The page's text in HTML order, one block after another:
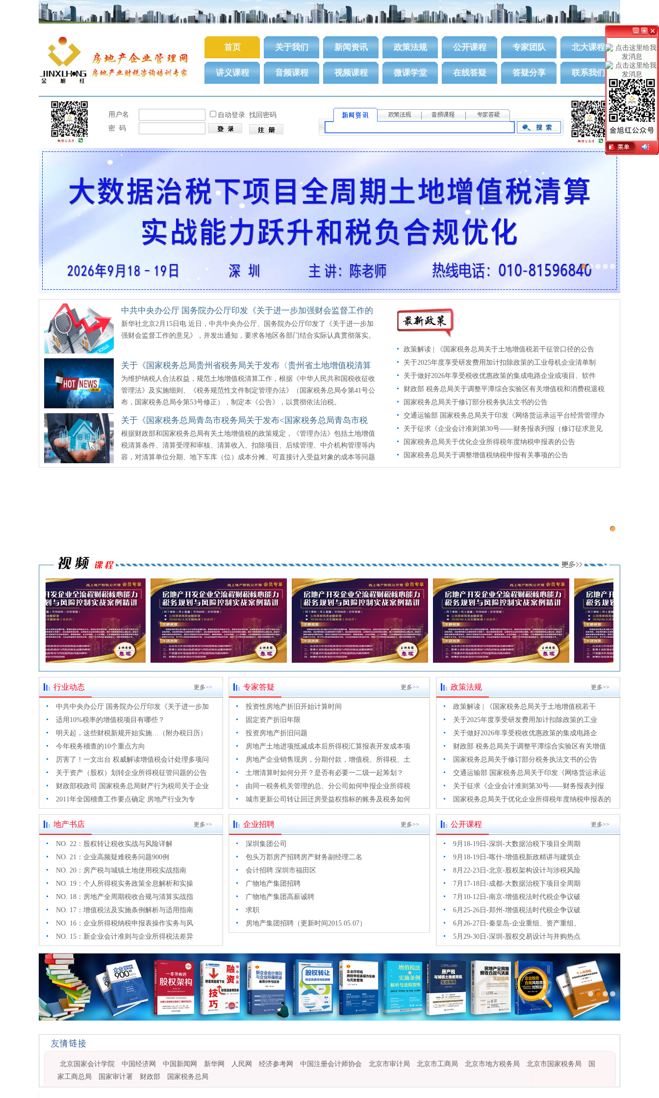
首页 关于我们 新闻资讯 政策法规 公开课程 专家团队 北大课程
讲义课程 音频课程 视频课程 微课学堂 在线答疑 答疑分享 联系我们
用户名 自动登录 找回密码
密 码
中共中央办公厅 国务院办公厅印发《关于进一步加强财会监督工作的
意见》
新华社北京2月15日电 近日，中共中央办公厅、国务院办公厅印发了《关于进一步加
强财会监督工作的意见》，并发出通知，要求各地区各部门结合实际认真贯彻落实。
关于《国家税务总局贵州省税务局关于发布〈贵州省土地增值税清算
管理办法〉的公告》的解读
为维护纳税人合法权益，规范土地增值税清算工作，根据《中华人民共和国税收征收
管理法》及实施细则、《税务规范性文件制定管理办法》（国家税务总局令第41号公
布，国家税务总局令第53号修正），制定本《公告》，以贯彻依法治税。
关于《国家税务总局青岛市税务局关于发布<国家税务总局青岛市税
务局房地产开发项目土地增值税清算管理办法>的公告》的解读
根据财政部和国家税务总局有关土地增值税的政策规定，《管理办法》包括土地增值
税清算条件、清算受理和审核、清算收入、扣除项目、后续管理、中介机构管理等内
容，对清算单位分期、地下车库（位）成本分摊、可直接计入受益对象的成本等问题
进行了明确。
政策解读 | 《国家税务总局关于土地增值税若干征管口径的公告
关于2025年度享受研发费用加计扣除政策的工业母机企业清单制
关于做好2026年享受税收优惠政策的集成电路企业或项目、软件
财政部 税务总局关于调整平潭综合实验区有关增值税和消费税退税
国家税务总局关于修订部分税务执法文书的公告
交通运输部 国家税务总局关于印发《网络货运承运平台经营管理办
关于征求《企业会计准则第30号——财务报表列报（修订征求意见
国家税务总局关于优化企业所得税年度纳税申报表的公告
国家税务总局关于调整增值税纳税申报有关事项的公告
中-直播课特惠
行业动态 更多>>
中共中央办公厅 国务院办公厅印发《关于进一步加
适用10%税率的增值税项目有哪些？
明天起，这些财税新规开始实施…（附办税日历）
今年税务稽查的10个重点方向
厉害了！一文出台 权威解读增值税会计处理多项问
关于资产（股权）划转企业所得税征管问题的公告
财政部税政司 国家税务总局财产行为税司关于企业
2011年全国稽查工作要点确定 房地产行业为专
专家答疑 更多>>
投资性房地产折旧开始计算时间
固定资产折旧年限
投资房地产折旧问题
房地产土地进项抵减成本后所得税汇算报表开发成本项
房地产企业销售现房，分期付款，增值税、所得税、土
土增清算时如何分开？是否有必要一二级一起筹划？
由同一税务机关管理的总、分公司如何申报企业所得税
城市更新公司转让回迁房受益权指标的账务及税务如何
政策法规 更多>>
政策解读 | 《国家税务总局关于土地增值税若干
关于2025年度享受研发费用加计扣除政策的工业
关于做好2026年享受税收优惠政策的集成电路企
财政部 税务总局关于调整平潭综合实验区有关增值
国家税务总局关于修订部分税务执法文书的公告
交通运输部 国家税务总局关于印发《网络货运承运
关于征求《企业会计准则第30号——财务报表列报
国家税务总局关于优化企业所得税年度纳税申报表的
地产书店 更多>>
NO. 22：股权转让税收实战与风险详解
NO. 21：企业高频疑难税务问题900例
NO. 20：房产税与城镇土地使用税实战指南
NO. 19：个人所得税实务政策全息解析和实操
NO. 18：房地产全周期税收合规与清算实战指
NO. 17：增值税法及实施条例解析与适用指南
NO. 16：企业所得税纳税申报表操作实务与风
NO. 15：新企业会计准则与企业所得税法差异
企业招聘 更多>>
深圳集团公司
包头万郡房产招聘房产财务副经理二名
会计招聘 深圳市福田区
广物地产集团招聘
广物地产集团高薪诚聘
求职
房地产集团招聘（更新时间2015.05.07）
公开课程 更多>>
9月18-19日-深圳-大数据治税下项目全周期
9月18-19日-喀什-增值税新政精讲与建筑企
8月22-23日-北京-股权架构设计与涉税风险
7月17-18日-成都-大数据治税下项目全周期
7月10-12日-南京-增值税法时代税企争议破
6月25-26日-郑州-增值税法时代税企争议破
6月26-27日-秦皇岛-企业重组、资产重组、
5月29-30日-深圳-股权交易设计与并购热点
北京国家会计学院 中国经济网 中国新闻网 新华网 人民网 经济参考网 中国注册会计师协会 北京市审计局 北京市工商局 北京市地方税务局 北京市国家税务局
国
家工商总局
国家审计署 财政部 国家税务总局